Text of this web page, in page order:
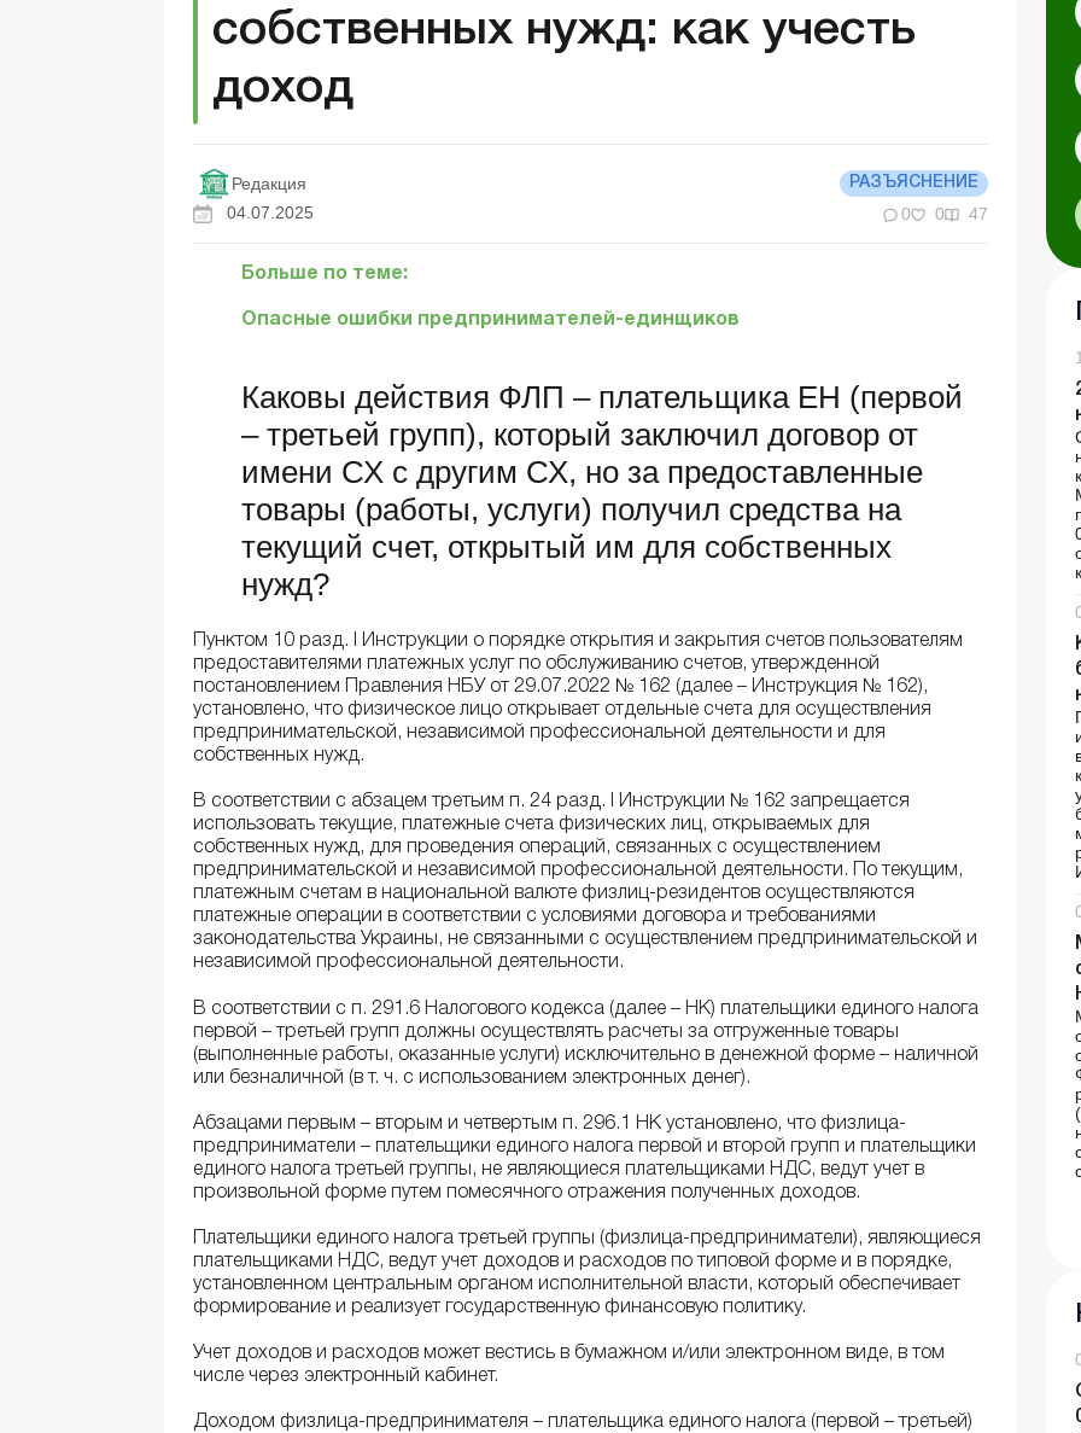
собственных нужд: как учесть
доход
Редакция РАЗЪЯСНЕНИЕ
04.07.2025 0 0 47
Больше по теме:
Опасные ошибки предпринимателей-единщиков
Каковы действия ФЛП – плательщика ЕН (первой
– третьей групп), который заключил договор от
имени СХ с другим СХ, но за предоставленные
товары (работы, услуги) получил средства на
текущий счет, открытый им для собственных
нужд?
Пунктом 10 разд. І Инструкции о порядке открытия и закрытия счетов пользователям
предоставителями платежных услуг по обслуживанию счетов, утвержденной
постановлением Правления НБУ от 29.07.2022 № 162 (далее – Инструкция № 162),
установлено, что физическое лицо открывает отдельные счета для осуществления
предпринимательской, независимой профессиональной деятельности и для
собственных нужд.
В соответствии с абзацем третьим п. 24 разд. І Инструкции № 162 запрещается
использовать текущие, платежные счета физических лиц, открываемых для
собственных нужд, для проведения операций, связанных с осуществлением
предпринимательской и независимой профессиональной деятельности. По текущим,
платежным счетам в национальной валюте физлиц-резидентов осуществляются
платежные операции в соответствии с условиями договора и требованиями
законодательства Украины, не связанными с осуществлением предпринимательской и
независимой профессиональной деятельности.
В соответствии с п. 291.6 Налогового кодекса (далее – НК) плательщики единого налога
первой – третьей групп должны осуществлять расчеты за отгруженные товары
(выполненные работы, оказанные услуги) исключительно в денежной форме – наличной
или безналичной (в т. ч. с использованием электронных денег).
Абзацами первым – вторым и четвертым п. 296.1 НК установлено, что физлица-
предприниматели – плательщики единого налога первой и второй групп и плательщики
единого налога третьей группы, не являющиеся плательщиками НДС, ведут учет в
произвольной форме путем помесячного отражения полученных доходов.
Плательщики единого налога третьей группы (физлица-предприниматели), являющиеся
плательщиками НДС, ведут учет доходов и расходов по типовой форме и в порядке,
установленном центральным органом исполнительной власти, который обеспечивает
формирование и реализует государственную финансовую политику.
Учет доходов и расходов может вестись в бумажном и/или электронном виде, в том
числе через электронный кабинет.
Доходом физлица-предпринимателя – плательщика единого налога (первой – третьей)